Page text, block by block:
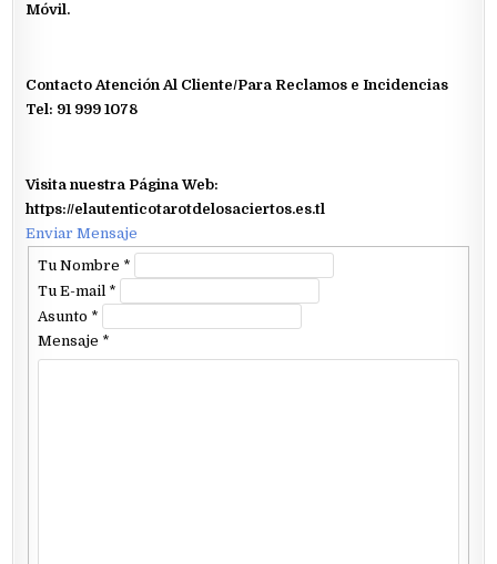
Móvil.
Contacto Atención Al Cliente/Para Reclamos e Incidencias
Tel: 91 999 1078
Visita nuestra Página Web:
https://elautenticotarotdelosaciertos.es.tl
Enviar Mensaje
Tu Nombre *
Tu E-mail *
Asunto *
Mensaje *